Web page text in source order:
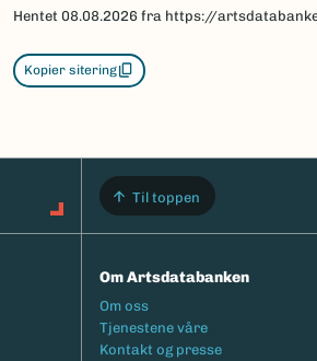
Hentet 08.08.2026 fra https://artsdatabanken.no/
Kopier sitering
Til toppen
Om Artsdatabanken
Footermeny
Om oss
Tjenestene våre
Kontakt og presse